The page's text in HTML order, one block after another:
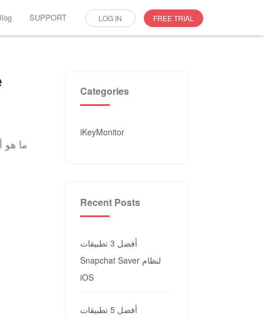
SUPPORT LOG IN FREE TRIAL
ما
Categories
iKeyMonitor
Recent Posts
أفضل 3 تطبيقات
Snapchat Saver لنظام
iOS
أفضل 5 تطبيقات